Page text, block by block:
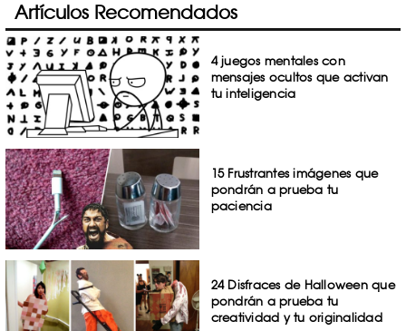
Artículos Recomendados
4 juegos mentales con
mensajes ocultos que activan
tu inteligencia
15 Frustrantes imágenes que
pondrán a prueba tu
paciencia
24 Disfraces de Halloween que
pondrán a prueba tu
creatividad y tu originalidad